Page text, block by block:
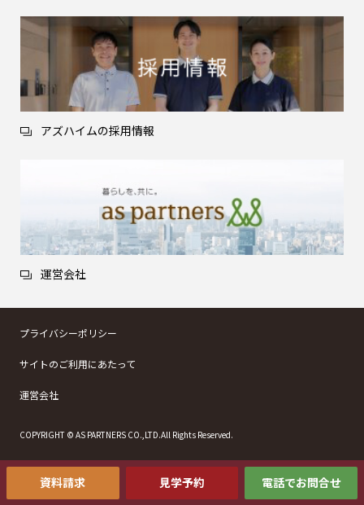
資料請求 見学予約 電話でお問合せ
アズハイムの採用情報
運営会社
プライバシーポリシー
サイトのご利用にあたって
運営会社
COPYRIGHT © AS PARTNERS CO.,LTD.All Rights Reserved.